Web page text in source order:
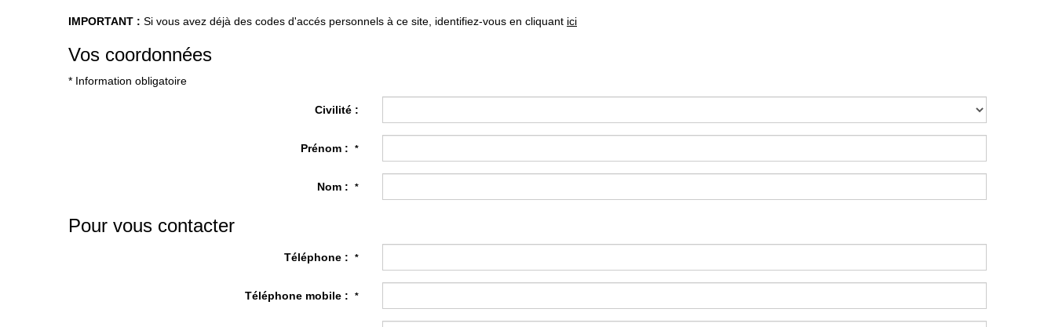
IMPORTANT : Si vous avez déjà des codes d'accés personnels à ce site, identifiez-vous en cliquant ici
Vos coordonnées
* Information obligatoire
Civilité :
Prénom : *
Nom : *
Pour vous contacter
Téléphone : *
Téléphone mobile : *